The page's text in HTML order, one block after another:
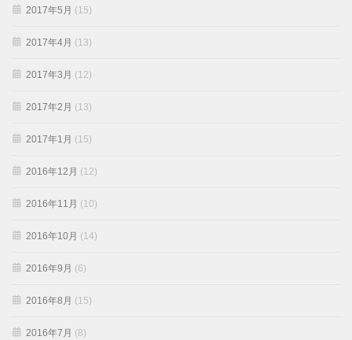
2017年5月 (15)
2017年4月 (13)
2017年3月 (12)
2017年2月 (13)
2017年1月 (15)
2016年12月 (12)
2016年11月 (10)
2016年10月 (14)
2016年9月 (6)
2016年8月 (15)
2016年7月 (8)